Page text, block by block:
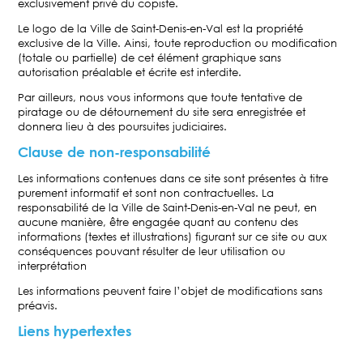
exclusivement privé du copiste.
Le logo de la Ville de Saint-Denis-en-Val est la propriété
exclusive de la Ville. Ainsi, toute reproduction ou modification
(totale ou partielle) de cet élément graphique sans
autorisation préalable et écrite est interdite.
Par ailleurs, nous vous informons que toute tentative de
piratage ou de détournement du site sera enregistrée et
donnera lieu à des poursuites judiciaires.
Clause de non-responsabilité
Les informations contenues dans ce site sont présentes à titre
purement informatif et sont non contractuelles. La
responsabilité de la Ville de Saint-Denis-en-Val ne peut, en
aucune manière, être engagée quant au contenu des
informations (textes et illustrations) figurant sur ce site ou aux
conséquences pouvant résulter de leur utilisation ou
interprétation
Les informations peuvent faire l’objet de modifications sans
préavis.
Liens hypertextes